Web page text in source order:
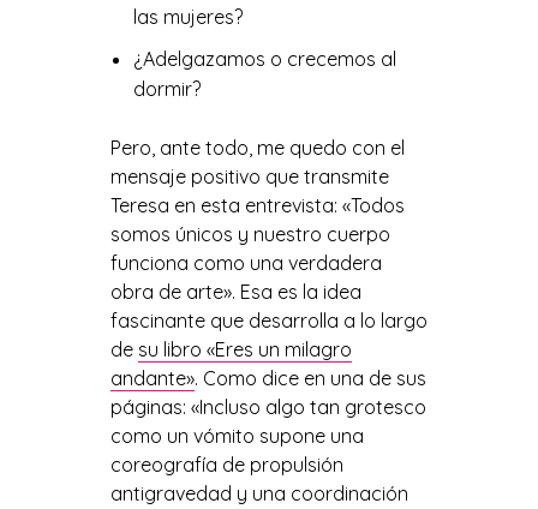
las mujeres?
¿Adelgazamos o crecemos al
dormir?
Pero, ante todo, me quedo con el
mensaje positivo que transmite
Teresa en esta entrevista: «Todos
somos únicos y nuestro cuerpo
funciona como una verdadera
obra de arte». Esa es la idea
fascinante que desarrolla a lo largo
de su libro «Eres un milagro
andante». Como dice en una de sus
páginas: «Incluso algo tan grotesco
como un vómito supone una
coreografía de propulsión
antigravedad y una coordinación